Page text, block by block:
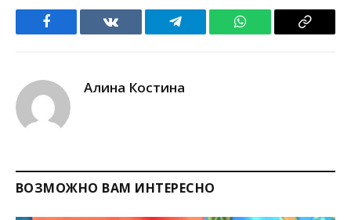
Facebook VKontakteTelegram WhatsApp Copy
Алина Костина
ВОЗМОЖНО ВАМ ИНТЕРЕСНО